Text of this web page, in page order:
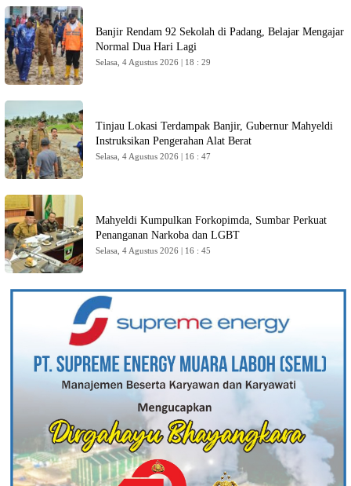
Banjir Rendam 92 Sekolah di Padang, Belajar Mengajar
Normal Dua Hari Lagi
Selasa, 4 Agustus 2026 | 18 : 29
Tinjau Lokasi Terdampak Banjir, Gubernur Mahyeldi
Instruksikan Pengerahan Alat Berat
Selasa, 4 Agustus 2026 | 16 : 47
Mahyeldi Kumpulkan Forkopimda, Sumbar Perkuat
Penanganan Narkoba dan LGBT
Selasa, 4 Agustus 2026 | 16 : 45